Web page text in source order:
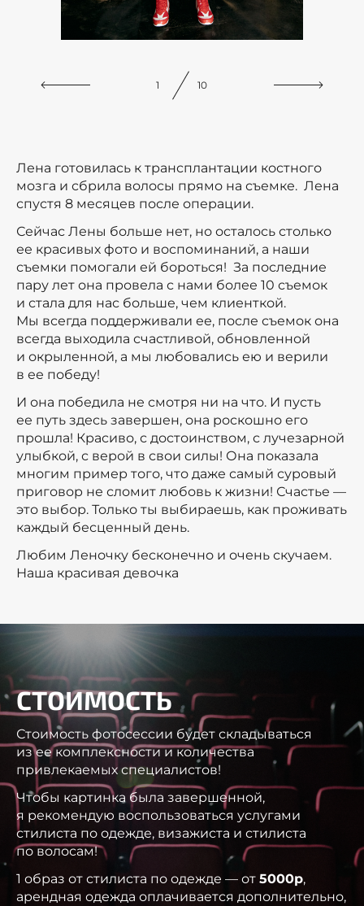
Лена готовилась к трансплантации костного
мозга и сбрила волосы прямо на съемке. Лена
спустя 8 месяцев после операции.
Сейчас Лены больше нет, но осталось столько
ее красивых фото и воспоминаний, а наши
съемки помогали ей бороться! За последние
пару лет она провела с нами более 10 съемок
и стала для нас больше, чем клиенткой.
Мы всегда поддерживали ее, после съемок она
всегда выходила счастливой, обновленной
и окрыленной, а мы любовались ею и верили
в ее победу!
И она победила не смотря ни на что. И пусть
ее путь здесь завершен, она роскошно его
прошла! Красиво, с достоинством, с лучезарной
улыбкой, с верой в свои силы! Она показала
многим пример того, что даже самый суровый
приговор не сломит любовь к жизни! Счастье —
это выбор. Только ты выбираешь, как проживать
каждый бесценный день.
Любим Леночку бесконечно и очень скучаем.
Наша красивая девочка
1 10
СТОИМОСТЬ
Стоимость фотосессии будет складываться
из ее комплексности и количества
привлекаемых специалистов!
Чтобы картинка была завершенной,
я рекомендую воспользоваться услугами
стилиста по одежде, визажиста и стилиста
по волосам!
1 образ от стилиста по одежде — от 5000р,
арендная одежда оплачивается дополнительно,